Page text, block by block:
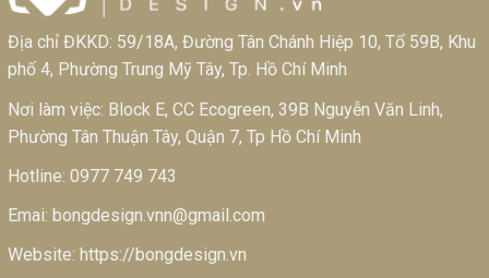
Địa chỉ ĐKKD: 59/18A, Đường Tân Chánh Hiệp 10, Tổ 59B, Khu
phố 4, Phường Trung Mỹ Tây, Tp. Hồ Chí Minh
Nơi làm việc: Block E, CC Ecogreen, 39B Nguyễn Văn Linh,
Phường Tân Thuận Tây, Quận 7, Tp Hồ Chí Minh
Hotline: 0977 749 743
Emai: bongdesign.vnn@gmail.com
Website: https://bongdesign.vn